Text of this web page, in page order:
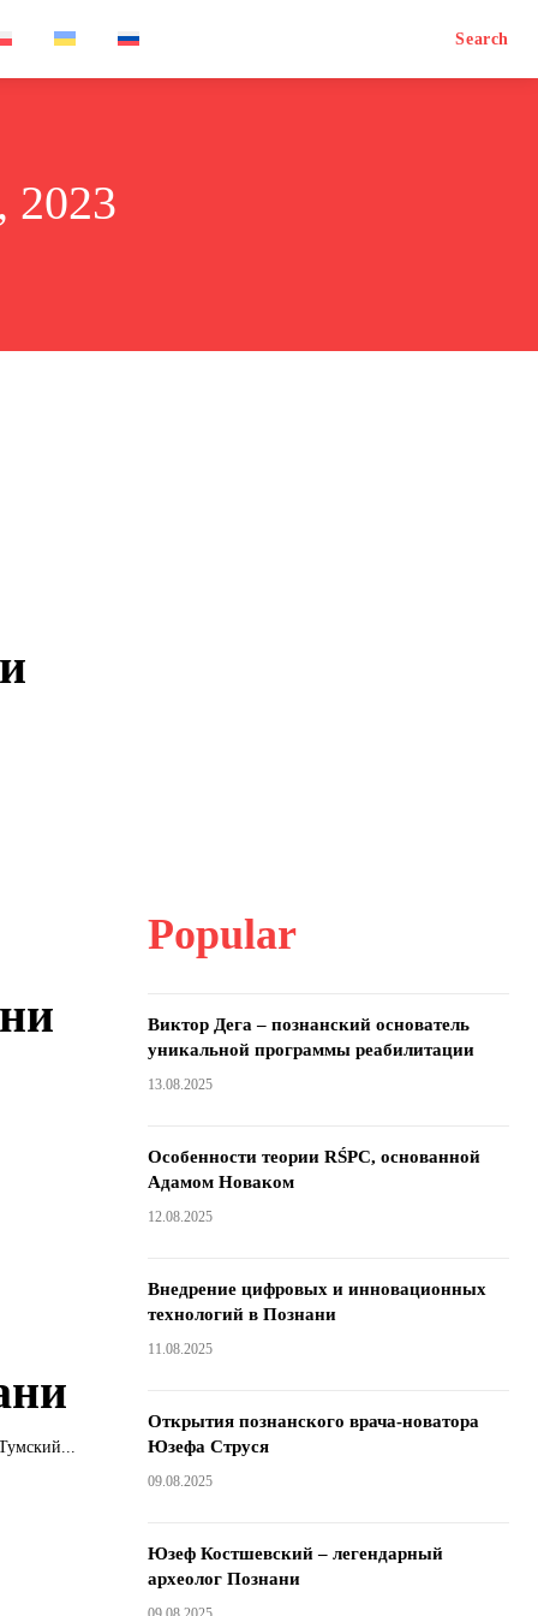
Search
2023
Popular
Виктор Дега – познанский основатель
уникальной программы реабилитации
13.08.2025
Особенности теории RŚPC, основанной
Адамом Новаком
12.08.2025
Внедрение цифровых и инновационных
технологий в Познани
11.08.2025
Открытия познанского врача-новатора
Юзефа Струся
09.08.2025
Юзеф Костшевский – легендарный
археолог Познани